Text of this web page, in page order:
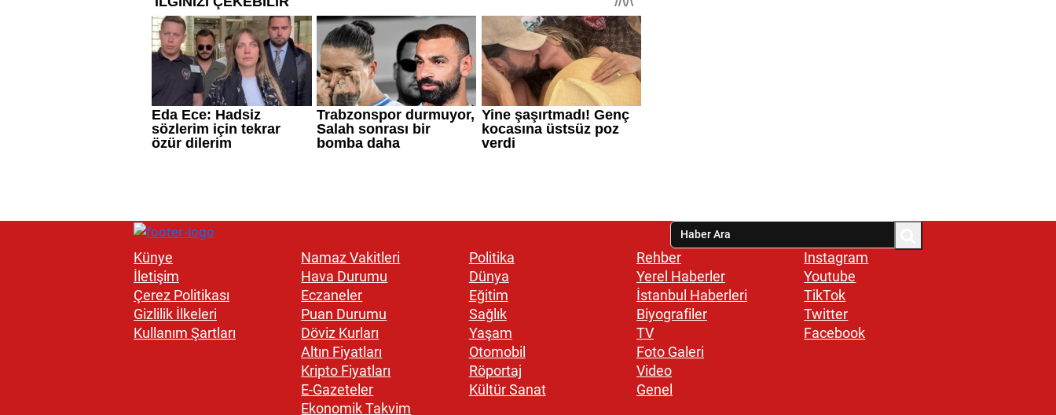
Künye
İletişim
Çerez Politikası
Gizlilik İlkeleri
Kullanım Şartları
Namaz Vakitleri
Hava Durumu
Eczaneler
Puan Durumu
Döviz Kurları
Altın Fiyatları
Kripto Fiyatları
E-Gazeteler
Ekonomik Takvim
Politika
Dünya
Eğitim
Sağlık
Yaşam
Otomobil
Röportaj
Kültür Sanat
Rehber
Yerel Haberler
İstanbul Haberleri
Biyografiler
TV
Foto Galeri
Video
Genel
Instagram
Youtube
TikTok
Twitter
Facebook